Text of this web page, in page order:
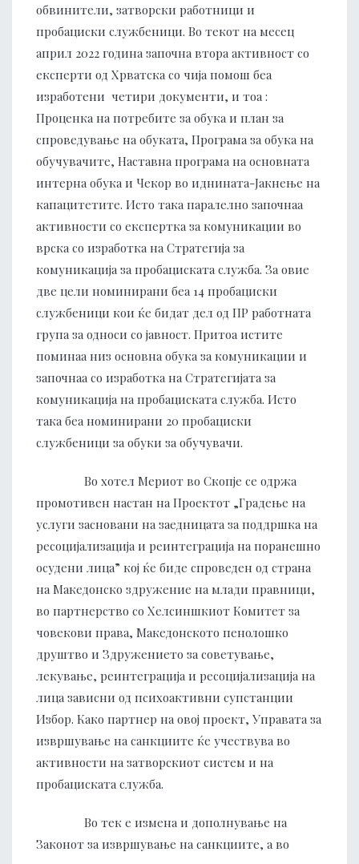
обвинители, затворски работници и
пробациски службеници. Во текот на месец
април 2022 година започна втора активност со
експерти од Хрватска со чија помош беа
изработени четири документи, и тоа :
Проценка на потребите за обука и план за
спроведување на обуката, Програма за обука на
обучувачите, Наставна програма на основната
интерна обука и Чекор во иднината-Јакнење на
капацитетите. Исто така паралелно започнаа
активности со експертка за комуникации во
врска со изработка на Стратегија за
комуникација за пробациската служба. За овие
две цели номинирани беа 14 пробациски
службеници кои ќе бидат дел од ПР работната
група за односи со јавност. Притоа истите
поминаа низ основна обука за комуникации и
започнаа со изработка на Стратегијата за
комуникација на пробациската служба. Исто
така беа номинирани 20 пробациски
службеници за обуки за обучувачи.
Во хотел Мериот во Скопје се одржа
промотивен настан на Проектот „Градење на
услуги засновани на заедницата за поддршка на
ресоцијализација и реинтеграција на поранешно
осудени лица” кој ќе биде спроведен од страна
на Македонско здружение на млади правници,
во партнерство со Хелсиншкиот Комитет за
човекови права, Македонското пенолошко
друштво и Здружението за советување,
лекување, реинтеграција и ресоцијализација на
лица зависни од психоактивни супстанции
Избор. Како партнер на овој проект, Управата за
извршување на санкциите ќе учествува во
активности на затворскиот систем и на
пробациската служба.
Во тек е измена и дополнување на
Законот за извршување на санкциите, а во